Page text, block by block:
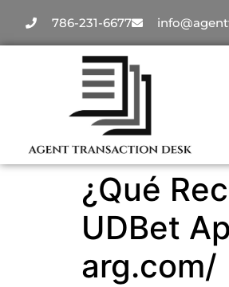
786-231-6677
¿Qué
UDBet
arg.com/